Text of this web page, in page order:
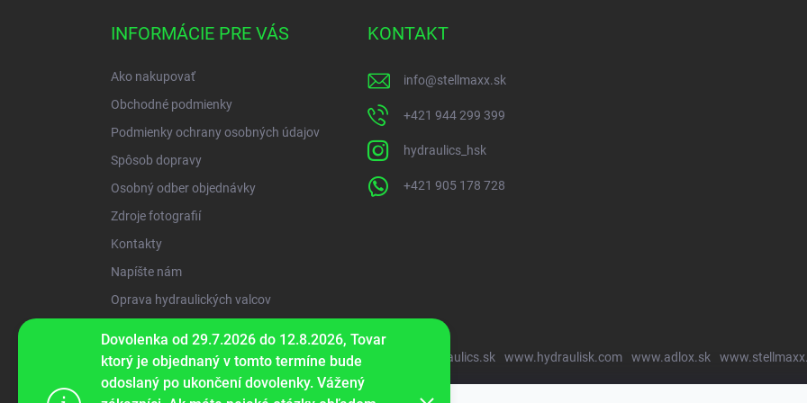
Dovolenka od 29.7.2026 do 12.8.2026, Tovar
ktorý je objednaný v tomto termíne bude
odoslaný po ukončení dovolenky. Vážený
INFORMÁCIE PRE VÁS
Ako nakupovať
Obchodné podmienky
Podmienky ochrany osobných údajov
Spôsob dopravy
Osobný odber objednávky
Zdroje fotografií
Kontakty
Napíšte nám
Oprava hydraulických valcov
KONTAKT
info@stellmaxx.sk
+421 944 299 399
hydraulics_hsk
+421 905 178 728
www.hydraulics.sk www.hydraulisk.com www.adlox.sk